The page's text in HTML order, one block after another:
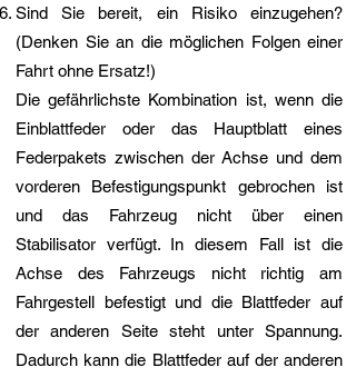
Sind Sie bereit, ein Risiko einzugehen?
(Denken Sie an die möglichen Folgen einer
Fahrt ohne Ersatz!)
Die gefährlichste Kombination ist, wenn die
Einblattfeder oder das Hauptblatt eines
Federpakets zwischen der Achse und dem
vorderen Befestigungspunkt gebrochen ist
und das Fahrzeug nicht über einen
Stabilisator verfügt. In diesem Fall ist die
Achse des Fahrzeugs nicht richtig am
Fahrgestell befestigt und die Blattfeder auf
der anderen Seite steht unter Spannung.
Dadurch kann die Blattfeder auf der anderen